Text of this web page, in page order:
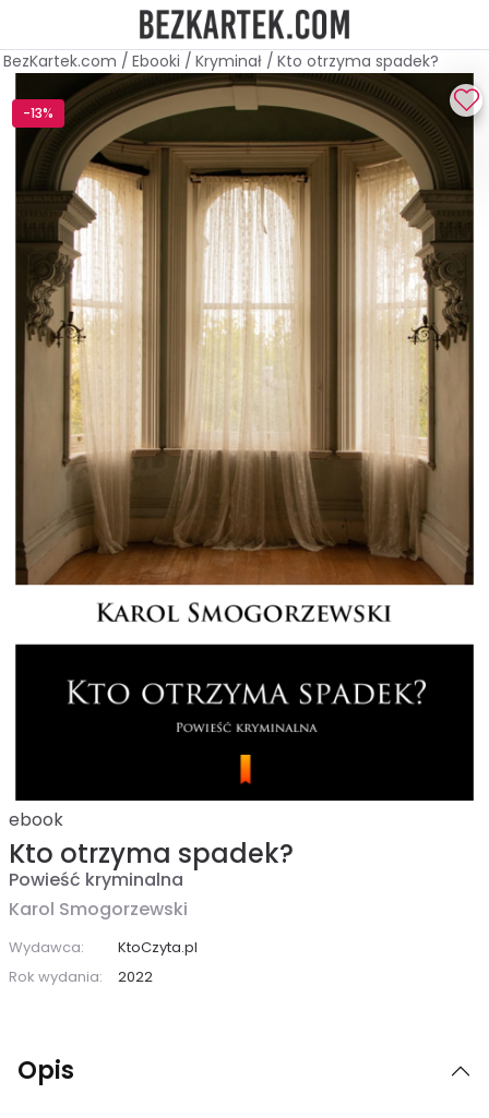
BezKartek.com / Ebooki / Kryminał / Kto otrzyma spadek?
-13%
ebook
Kto otrzyma spadek?
Powieść kryminalna
Karol Smogorzewski
Wydawca:
KtoCzyta.pl
Rok wydania:
2022
Opis